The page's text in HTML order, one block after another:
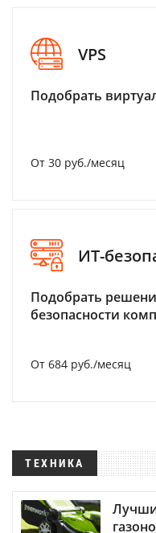
VPS
Подобрать
От 30 руб./месяц
ИТ-
Подобрать
безопасности
От 684 руб./месяц
ТЕХНИКА